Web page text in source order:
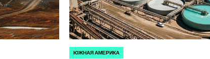
ОПУБЛИКОВАНО
ЮЖНАЯ АМЕРИКА